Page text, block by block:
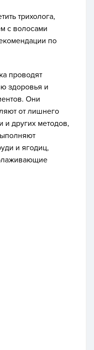
трихолога,
с волосами
по
проводят
здоровья и
Они
от лишнего
других методов,
и ягодиц,